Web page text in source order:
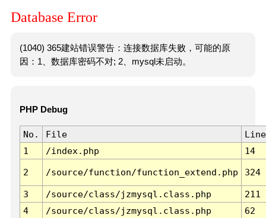
Database Error
(1040) 365建站错误警告：连接数据库失败，可能的原
因：1、数据库密码不对; 2、mysql未启动。
PHP Debug
No. File
Line
1
/index.php 14
2 /source/function/function_extend.php 324
3 /source/class/jzmysql.class.php
211
4
/source/class/jzmysql.class.php
62